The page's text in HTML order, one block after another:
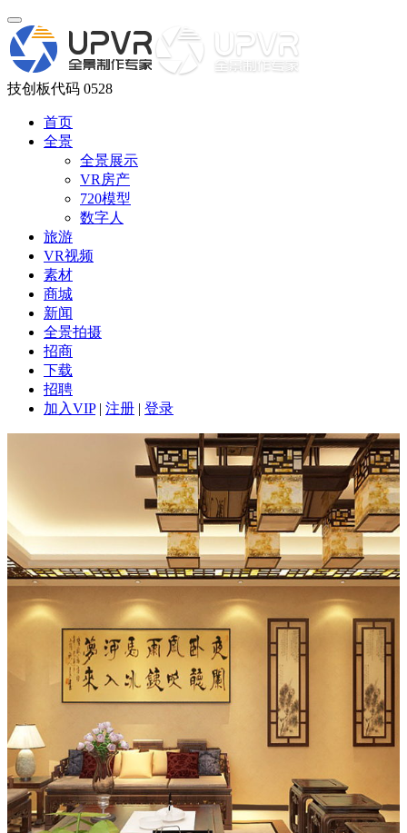
技创板代码 0528
首页
全景
全景展示
VR房产
720模型
数字人
旅游
VR视频
素材
商城
新闻
全景拍摄
招商
下载
招聘
加入VIP | 注册 | 登录